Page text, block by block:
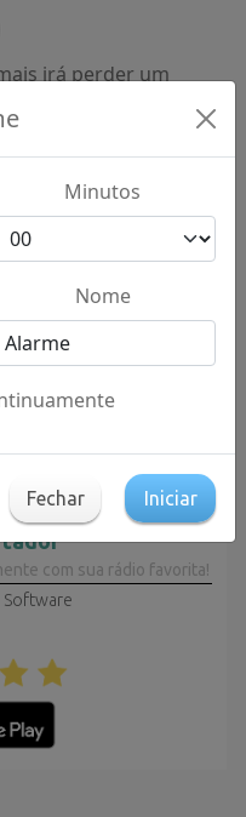
Minutos
Nome
Fechar Iniciar
irá perder um
ajuda para
para uma reunião,
para o
escolha o
atenção e já está.
lo quando chegar a
e uma cor ao
por que
com sua rádio favorita!
Software